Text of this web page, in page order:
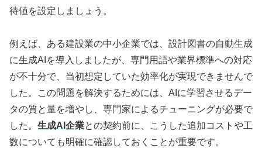
待値を設定しましょう。
例えば、ある建設業の中小企業では、設計図書の自動生成
に生成AIを導入しましたが、専門用語や業界標準への対応
が不十分で、当初想定していた効率化が実現できませんで
した。この問題を解決するためには、AIに学習させるデー
タの質と量を増やし、専門家によるチューニングが必要で
した。 生成AI企業との契約前に、こうした追加コストや工
数についても明確に確認しておくことが重要です。